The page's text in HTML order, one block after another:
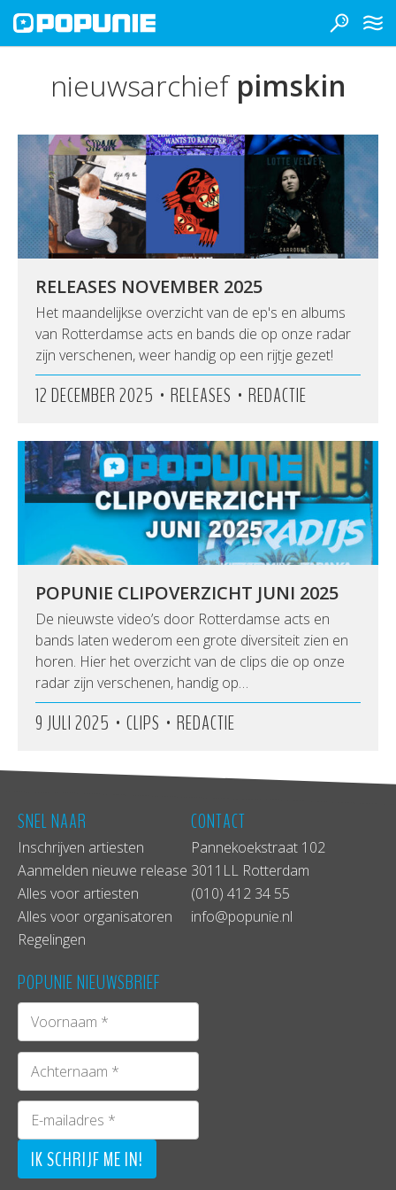
nieuwsarchief pimskin
RELEASES NOVEMBER 2025
Het maandelijkse overzicht van de ep's en albums
van Rotterdamse acts en bands die op onze radar
zijn verschenen, weer handig op een rijtje gezet!
12 DECEMBER 2025 • RELEASES • REDACTIE
POPUNIE CLIPOVERZICHT JUNI 2025
De nieuwste video’s door Rotterdamse acts en
bands laten wederom een grote diversiteit zien en
horen. Hier het overzicht van de clips die op onze
radar zijn verschenen, handig op…
9 JULI 2025 • CLIPS • REDACTIE
SNEL NAAR
Inschrijven artiesten
Aanmelden nieuwe release
Alles voor artiesten
Alles voor organisatoren
Regelingen
CONTACT
Pannekoekstraat 102
3011LL Rotterdam
(010) 412 34 55
info@popunie.nl
POPUNIE NIEUWSBRIEF